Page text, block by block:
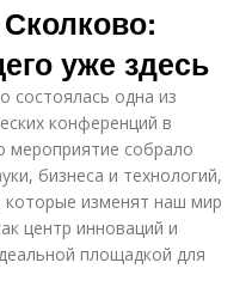
уже здесь
состоялась одна из
конференций в
мероприятие собрало
бизнеса и технологий,
которые изменят наш мир
центр инноваций и
площадкой для